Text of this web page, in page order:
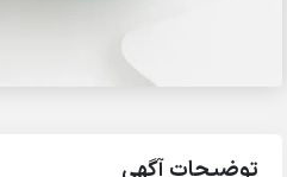
توضیحات آگهی